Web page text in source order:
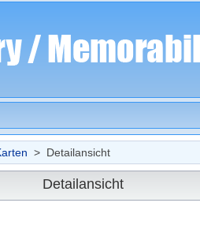
> Detailansicht
Detailansicht